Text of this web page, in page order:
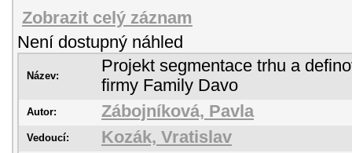
Zobrazit celý záznam
Není dostupný náhled
Název:
Projekt segmentace trhu a
firmy Family Davo
Autor: Zábojníková, Pavla
Vedoucí: Kozák, Vratislav